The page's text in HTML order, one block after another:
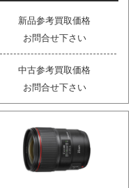
新品参考買取価格
お問合せ下さい
中古参考買取価格
お問合せ下さい